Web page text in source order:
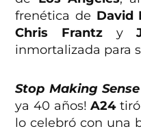
frenética de David
Chris Frantz y
inmortalizada para
Stop Making Sense
ya 40 años!A24tiró
lo celebró con una